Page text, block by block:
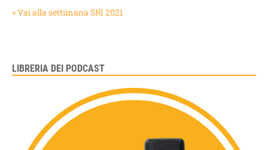
» Vai alla settimana SRI 2021
LIBRERIA DEI PODCAST